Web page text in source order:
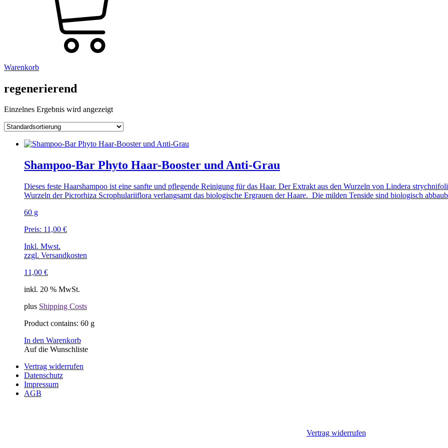
Warenkorb
regenerierend
Einzelnes Ergebnis wird angezeigt
Shampoo-Bar Phyto Haar-Booster und Anti-Grau
Dieses feste Haarshampoo ist eine sanfte und pflegende Reinigung für das Haar. Der Extrakt aus den Wurzeln von Lindera
Wurzeln der Picrorhiza Scrophulariiflora verlangsamt das biologische Ergrauen der Haare. Die milden Tenside sind biologisch
60 g
Preis: 11,00 €
Inkl. Mwst.
zzgl. Versandkosten
11,00 €
inkl. 20 % MwSt.
plus Shipping Costs
Product contains: 60 g
In den Warenkorb
Auf die Wunschliste
Vertrag widerrufen
Datenschutz
Impressum
AGB
Vertrag widerrufen